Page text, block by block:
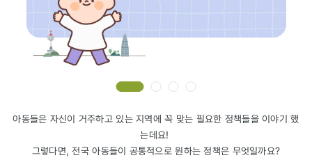
아동들은 자신이 거주하고 있는 지역에 꼭 맞는 필요한 정책들을 이야기 했
는데요!
그렇다면, 전국 아동들이 공통적으로 원하는 정책은 무엇일까요?